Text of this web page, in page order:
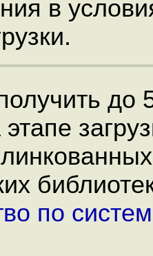
в
по